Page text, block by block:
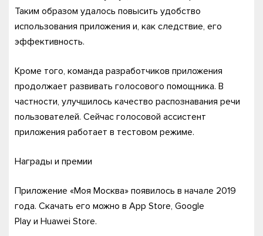
Таким образом удалось повысить удобство
использования приложения и, как следствие, его
эффективность.
Кроме того, команда разработчиков приложения
продолжает развивать голосового помощника. В
частности, улучшилось качество распознавания речи
пользователей. Сейчас голосовой ассистент
приложения работает в тестовом режиме.
Награды и премии
Приложение «Моя Москва» появилось в начале 2019
года. Скачать его можно в App Store, Google
Play и Huawei Store.